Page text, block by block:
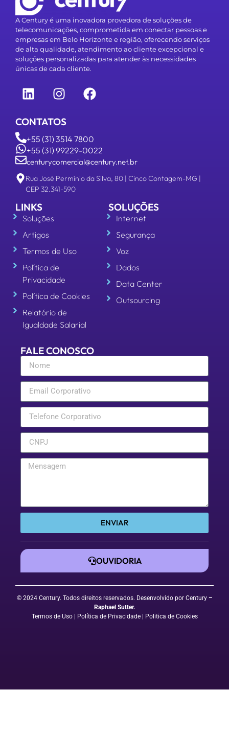
A Century é uma inovadora provedora de soluções de
telecomunicações, comprometida em conectar pessoas e
empresas em Belo Horizonte e região, oferecendo serviços
de alta qualidade, atendimento ao cliente excepcional e
soluções personalizadas para atender às necessidades
únicas de cada cliente.
CONTATOS
+55 (31) 3514 7800
+55 (31) 99229-0022
centurycomercial@century.net.br
Rua José Permínio da Silva, 80 | Cinco Contagem-MG |
CEP 32.341-590
LINKS
Soluções
Artigos
Termos de Uso
Política de
Privacidade
Política de Cookies
Relatório de
Igualdade Salarial
SOLUÇÕES
Internet
Segurança
Voz
Dados
Data Center
Outsourcing
FALE CONOSCO
ENVIAR
OUVIDORIA
© 2024 Century. Todos direitos reservados. Desenvolvido por Century –
Raphael Sutter.
Termos de Uso | Política de Privacidade| Politica de Cookies